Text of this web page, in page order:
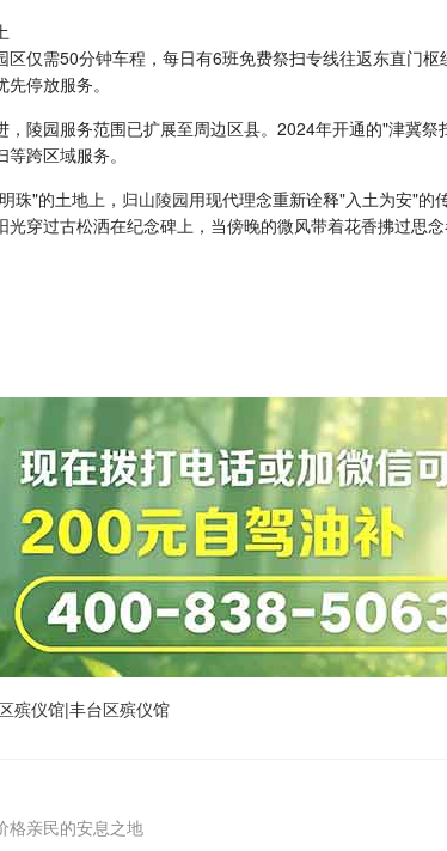
区仅需50分钟车程，每日有6班免费祭扫专线往返东直门
停放服务。
，陵园服务范围已扩展至周边区县。2024年开通的"津冀
跨区域服务。
珠"的土地上， 归山陵园用现代理念重新诠释"入土为安"的
穿过古松洒在纪念碑上，当傍晚的微风带着花香拂过思
殡仪馆|丰台区殡仪馆
格亲民的安息之地